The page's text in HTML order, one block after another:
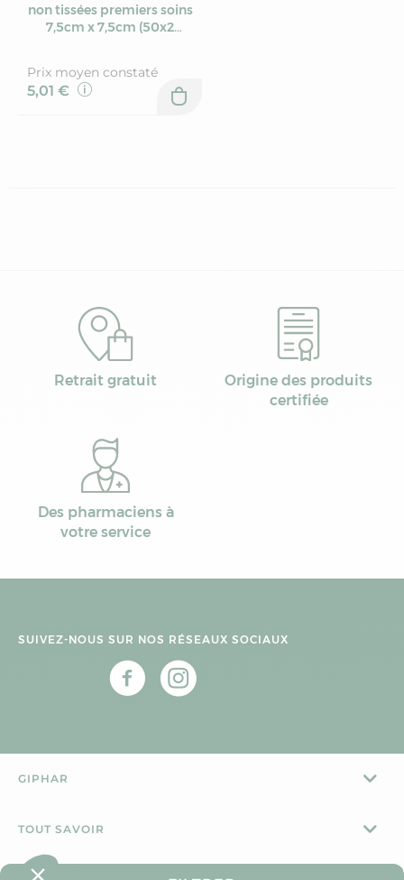
non tissées premiers soins
7,5cm x 7,5cm (50x2
Prix moyen constaté
5,01 €
Retrait gratuit
Origine des produits
certifiée
Des pharmaciens à
votre service
SUIVEZ-NOUS SUR NOS RÉSEAUX SOCIAUX
GIPHAR
TOUT SAVOIR